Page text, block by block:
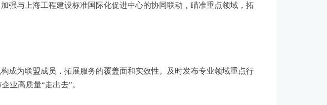
出口贸易等方式，推动更多中国标准在“一带一路”共建国家的转化应